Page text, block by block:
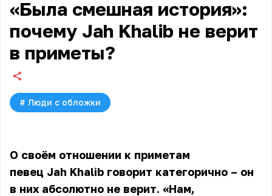
«Была смешная история»:
почему Jah Khalib не верит
в приметы?
# Люди с обложки
О своём отношении к приметам
певец Jah Khalib говорит категорично – он
в них абсолютно не верит. «Нам,